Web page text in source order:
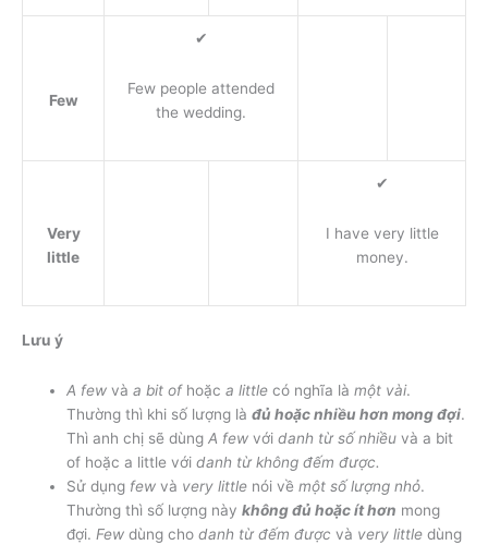
Few
✔
Few people attended
the wedding.
Very
little
✔
I have very little
money.
Lưu ý
A few vàa bit ofhoặca little có nghĩa làmột vài.
Thường thì khi số lượng làđủ hoặc nhiều hơn mong đợi.
Thì anh chị sẽ dùngA few vớidanh từ số nhiều và a bit
of hoặc a little vớidanh từ không đếm được.
Sử dụng few và very little nói vềmột số lượng nhỏ.
Thường thì số lượng nàykhông đủ hoặc ít hơn mong
đợi.Few dùng chodanh từ đếm được và very little dùng